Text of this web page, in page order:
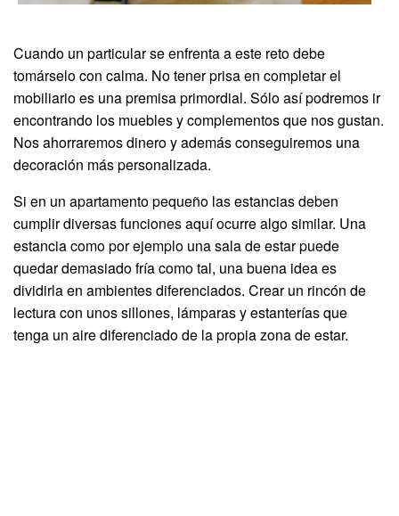
Cuando un particular se enfrenta a este reto debe
tomárselo con calma. No tener prisa en completar el
mobiliario es una premisa primordial. Sólo así podremos ir
encontrando los muebles y complementos que nos gustan.
Nos ahorraremos dinero y además conseguiremos una
decoración más personalizada.
Si en un apartamento pequeño las estancias deben
cumplir diversas funciones aquí ocurre algo similar. Una
estancia como por ejemplo una sala de estar puede
quedar demasiado fría como tal, una buena idea es
dividirla en ambientes diferenciados. Crear un rincón de
lectura con unos sillones, lámparas y estanterías que
tenga un aire diferenciado de la propia zona de estar.